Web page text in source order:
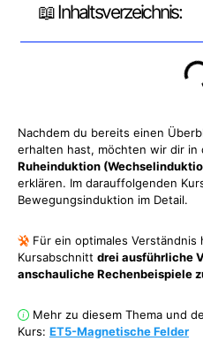
📖 Inhaltsverzeichnis:
Nachdem du bereits einen
erhalten hast, möchten wir dir in
Ruheinduktion
erklären. Im darauffolgenden
Bewegungsinduktion im Detail.
Für ein optimales
Kursabschnitt drei ausführliche
anschauliche Rechenbeispiele
Mehr zu diesem Thema und
Kurs: ET5-Magnetische Felder